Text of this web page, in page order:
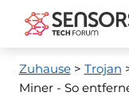
Zuhause> Trojan
Miner - So